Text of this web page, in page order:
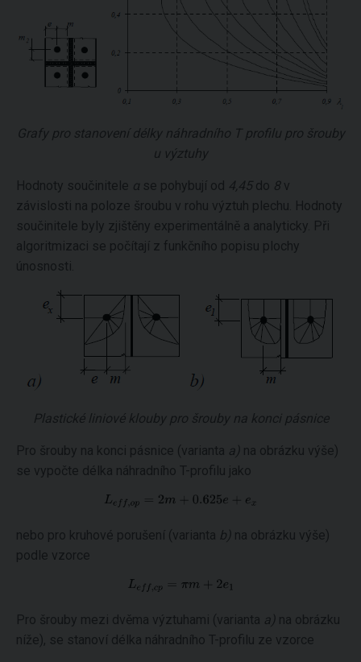
Grafy pro stanovení délky náhradního T profilu pro šrouby
u výztuhy
Hodnoty součinitele α se pohybují od 4,45do 8v
závislosti na poloze šroubu v rohu výztuh plechu. Hodnoty
součinitele byly zjištěny experimentálně a analyticky. Při
algoritmizaci se počítají z funkčního popisu plochy
únosnosti.
Plastické liniové klouby pro šrouby na konci pásnice
Pro šrouby na konci pásnice (varianta a) na obrázku výše)
se vypočte délka náhradního T-profilu jako
nebo pro kruhové porušení (varianta b) na obrázku výše)
podle vzorce
Pro šrouby mezi dvěma výztuhami (varianta a) na obrázku
níže), se stanoví délka náhradního T-profilu ze vzorce